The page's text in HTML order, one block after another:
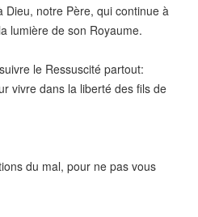
Dieu, notre Père, qui continue à
lumière de son Royaume.
le Ressuscité partout:
vivre dans la liberté des fils de
du mal, pour ne pas vous